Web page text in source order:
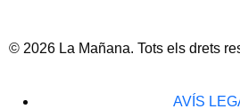
© 2026 La Mañana. Tots els drets
AVÍS